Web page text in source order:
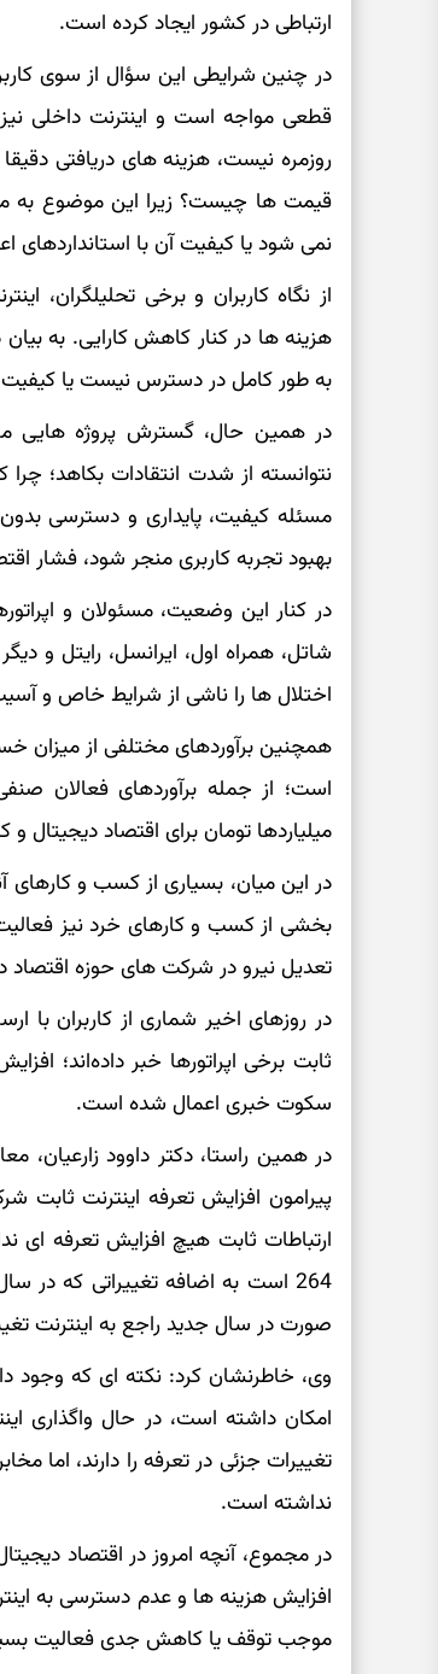
ارتباطی در کشور ایجاد کرده است.
در چنین شرایطی این سؤال از سوی
قطعی مواجه است و اینترنت داخلی
روزمره نیست، هزینه های دریافتی
قیمت ها چیست؟ زیرا این موضوع به
نمی شود یا کیفیت آن با استانداردهای
از نگاه کاربران و برخی تحلیلگران،
هزینه ها در کنار کاهش کارایی. به
به طور کامل در دسترس نیست یا
در همین حال، گسترش پروژه هایی
نتوانسته از شدت انتقادات بکاهد؛
مسئله کیفیت، پایداری و دسترسی
بهبود تجربه کاربری منجر شود، فشار
در کنار این وضعیت، مسئولان و
شاتل، همراه اول، ایرانسل، رایتل و
اختلال ها را ناشی از شرایط خاص و
همچنین برآوردهای مختلفی از میزان
است؛ از جمله برآوردهای فعالان
میلیاردها تومان برای اقتصاد
در این میان، بسیاری از کسب و کارهای
بخشی از کسب و کارهای خرد نیز
تعدیل نیرو در شرکت های حوزه
در روزهای اخیر شماری از کاربران با
ثابت برخی اپراتورها خبر داده‌اند؛
سکوت خبری اعمال شده است.
در همین راستا، دکتر داوود زارعیان،
پیرامون افزایش تعرفه اینترنت
ارتباطات ثابت هیچ افزایش تعرفه
صورت در سال جدید راجع به اینترنت
وی، خاطرنشان کرد: نکته ای که وجود
تغییرات جزئی در تعرفه را دارند، اما
نداشته است.
در مجموع، آنچه امروز در اقتصاد
افزایش هزینه ها و عدم دسترسی به
موجب توقف یا کاهش جدی فعالیت